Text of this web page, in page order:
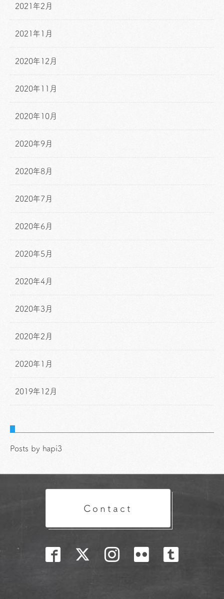
2021年2月
2021年1月
2020年12月
2020年11月
2020年10月
2020年9月
2020年8月
2020年7月
2020年6月
2020年5月
2020年4月
2020年3月
2020年2月
2020年1月
2019年12月
Posts by hapi3
Contact